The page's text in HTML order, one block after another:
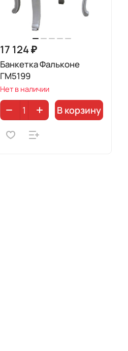
17 124 ₽
Банкетка Фальконе
ГМ5199
Нет в наличии
В корзину